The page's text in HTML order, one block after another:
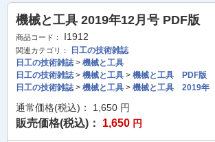
機械と工具 2019年12月号 PDF版
商品コード： I1912
関連カテゴリ：
日工の技術雑誌
日工の技術雑誌> 機械と工具
日工の技術雑誌> 機械と工具 > 機械と工具 PDF版
日工の技術雑誌> 機械と工具 > 機械と工具 2019年
通常価格(税込)： 1,650 円
販売価格(税込)： 1,650 円